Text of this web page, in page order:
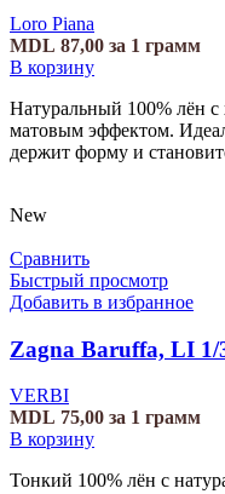
Loro Piana
MDL 87,00 за 1 грамм
В корзину
Натуральный 100% лён с
матовым эффектом.
держит форму и
New
Сравнить
Быстрый просмотр
Добавить в избранное
Zagna Baruffa, LI 1/
VERBI
MDL 75,00 за 1 грамм
В корзину
Тонкий 100% лён с